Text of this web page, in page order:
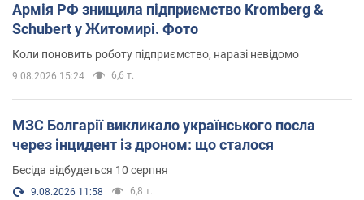
Армія РФ знищила підприємство Kromberg &
Schubert у Житомирі. Фото
Коли поновить роботу підприємство, наразі невідомо
9.08.2026 15:24 6,6 т.
МЗС Болгарії викликало українського посла
через інцидент із дроном: що сталося
Бесіда відбудеться 10 серпня
9.08.2026 11:58 6,8 т.